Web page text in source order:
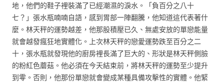
地，他們的鞋子裡裝滿了已經潮濕的淚水。「負百分之八十
七？」張水瓶喃喃自語，感到胃部一陣翻騰，他知道這代表著什
麼。林天秤的運勢越差，他那股積壓已久、無處安放的單戀能量
就會越發瘋狂地實體化。上次林天秤的戀愛運勢跌至百分之二
十，張水瓶就發現他的廚房裡長滿了巨大的、形狀是林天秤側臉
的粉紅色蘑菇。他必須在今天結束前，將林天秤的運勢至少提升
到零。否則，他那份單戀就會變成某種具備攻擊性的實體。他緊